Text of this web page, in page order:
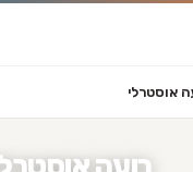
אוסטרלי